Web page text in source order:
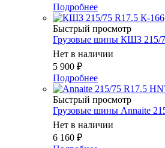
Подробнее
Быстрый просмотр
Грузовые шины КШЗ 215/
Нет в наличии
5 900 ₽
Подробнее
Быстрый просмотр
Грузовые шины Annaite
Нет в наличии
6 160 ₽